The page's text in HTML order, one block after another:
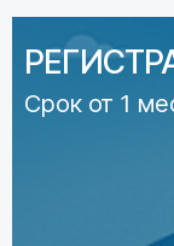
Срок от 1